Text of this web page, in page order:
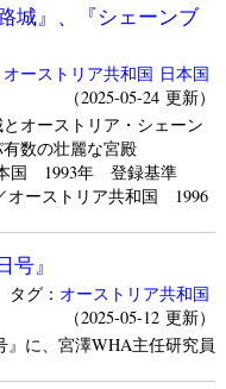
城』、『シェーンブ
オーストリア共和国 日本国
（2025-05-24 更新）
オーストリア・シェーン
数の壮麗な宮殿
国 1993年 登録基準
オーストリア共和国 1996
号』
グ： オーストリア共和国
（2025-05-12 更新）
』に、宮澤WHA主任研究員